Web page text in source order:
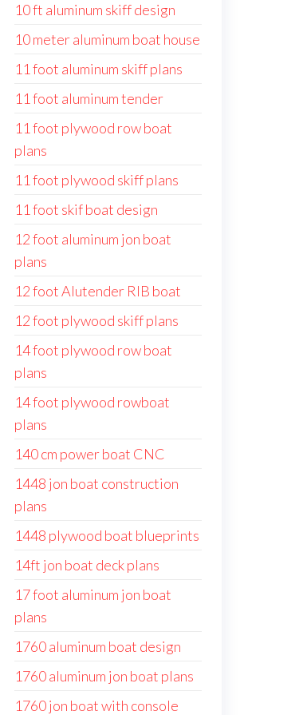
10 ft aluminum skiff design
10 meter aluminum boat house
11 foot aluminum skiff plans
11 foot aluminum tender
11 foot plywood row boat
plans
11 foot plywood skiff plans
11 foot skif boat design
12 foot aluminum jon boat
plans
12 foot Alutender RIB boat
12 foot plywood skiff plans
14 foot plywood row boat
plans
14 foot plywood rowboat
plans
140 cm power boat CNC
1448 jon boat construction
plans
1448 plywood boat blueprints
14ft jon boat deck plans
17 foot aluminum jon boat
plans
1760 aluminum boat design
1760 aluminum jon boat plans
1760 jon boat with console